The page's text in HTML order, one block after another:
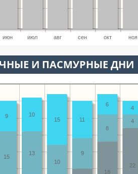
июн июл авг сен окт ноя
И ПАСМУРНЫЕ ДНИ
22
18
4
8
9
10
13
15
4
6
11
15
10
9